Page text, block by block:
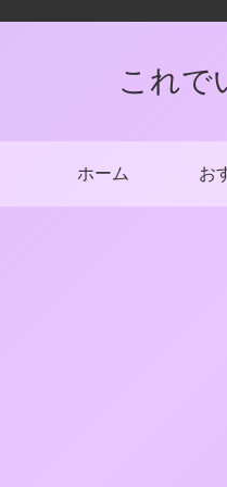
これで
ホーム お